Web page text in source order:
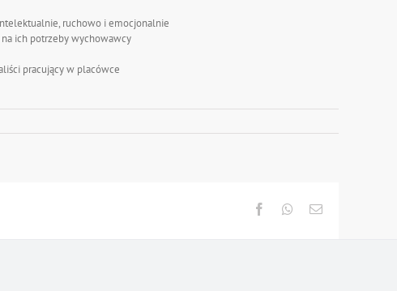
ruchowo i emocjonalnie
ich potrzeby wychowawcy
pracujący w placówce
FacebookWhatsapp
Email